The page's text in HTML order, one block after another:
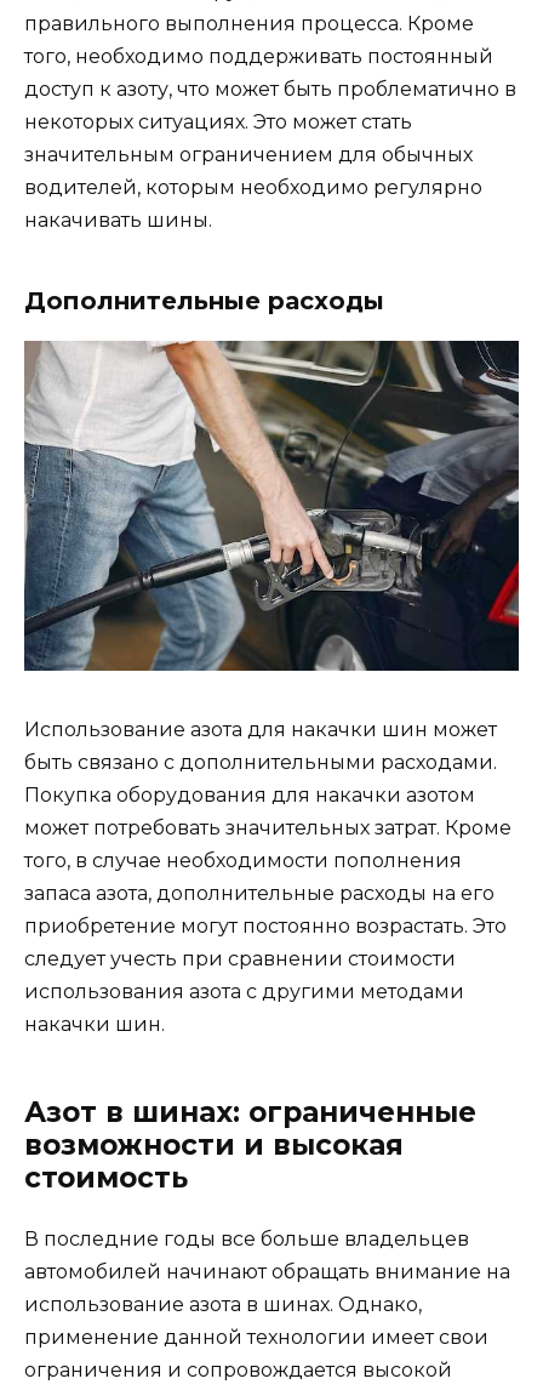
правильного выполнения процесса. Кроме
того, необходимо поддерживать постоянный
доступ к азоту, что может быть проблематично в
некоторых ситуациях. Это может стать
значительным ограничением для обычных
водителей, которым необходимо регулярно
накачивать шины.
Дополнительные расходы
Использование азота для накачки шин может
быть связано с дополнительными расходами.
Покупка оборудования для накачки азотом
может потребовать значительных затрат. Кроме
того, в случае необходимости пополнения
запаса азота, дополнительные расходы на его
приобретение могут постоянно возрастать. Это
следует учесть при сравнении стоимости
использования азота с другими методами
накачки шин.
Азот в шинах: ограниченные
возможности и высокая
стоимость
В последние годы все больше владельцев
автомобилей начинают обращать внимание на
использование азота в шинах. Однако,
применение данной технологии имеет свои
ограничения и сопровождается высокой